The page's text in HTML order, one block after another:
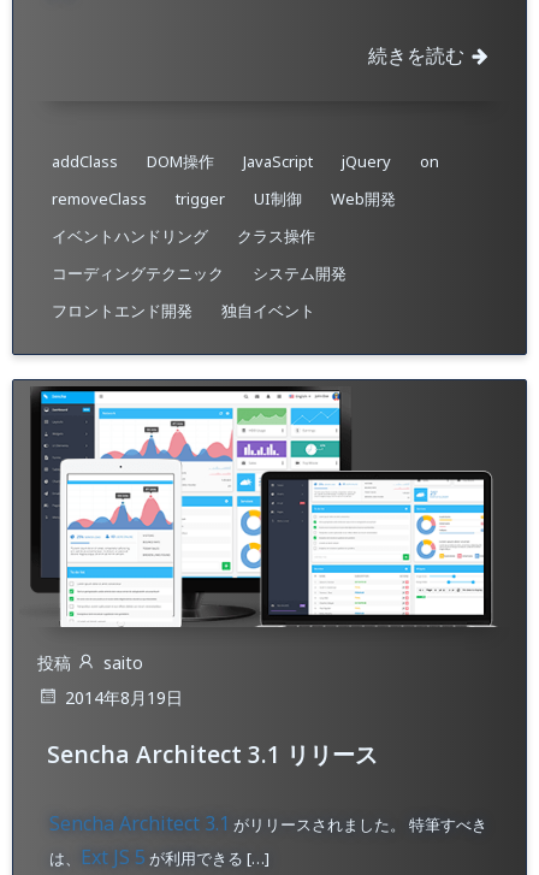
続きを読む
addClass DOM操作 JavaScript jQuery
on
removeClass
trigger UI制御
Web開発
イベントハンドリング
クラス操作
コーディングテクニック
システム開発
フロントエンド開発
独自イベント
投稿
saito
2014年8月19日
Sencha Architect 3.1 リリース
Sencha Architect 3.1 がリリースされました。 特筆すべき
は、 Ext JS 5 が利用できる […]